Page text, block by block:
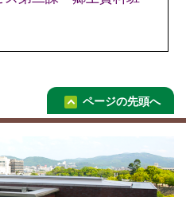
ページの先頭へ